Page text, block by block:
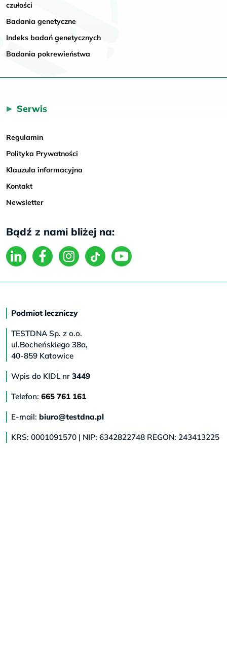
czułości
Badania genetyczne
Indeks badań genetycznych
Badania pokrewieństwa
Serwis
Regulamin
Polityka Prywatności
Klauzula informacyjna
Kontakt
Newsletter
Bądź z nami bliżej na:
Podmiot leczniczy
TESTDNA Sp. z o.o.
ul.Bocheńskiego 38a,
40-859 Katowice
Wpis do KIDL nr 3449
Telefon: 665 761 161
E-mail: biuro@testdna.pl
KRS: 0001091570 | NIP: 6342822748 REGON: 243413225